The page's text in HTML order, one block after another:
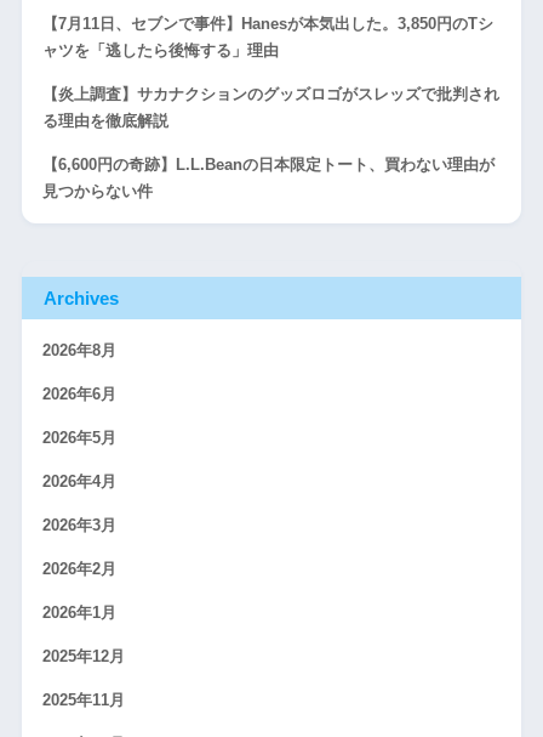
【7月11日、セブンで事件】Hanesが本気出した。3,850円のTシ
ャツを「逃したら後悔する」理由
【炎上調査】サカナクションのグッズロゴがスレッズで批判され
る理由を徹底解説
【6,600円の奇跡】L.L.Beanの日本限定トート、買わない理由が
見つからない件
Archives
2026年8月
2026年6月
2026年5月
2026年4月
2026年3月
2026年2月
2026年1月
2025年12月
2025年11月